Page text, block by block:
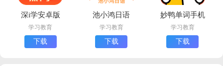
深i学安卓版
下载
学习教育
下载
池小鸿日语
app下载安卓
版
学习教育
下载
妙鸭单词手机
版下载
学习教育
下载